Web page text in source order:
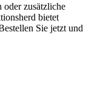
oder zusätzliche
bietet
Sie jetzt und